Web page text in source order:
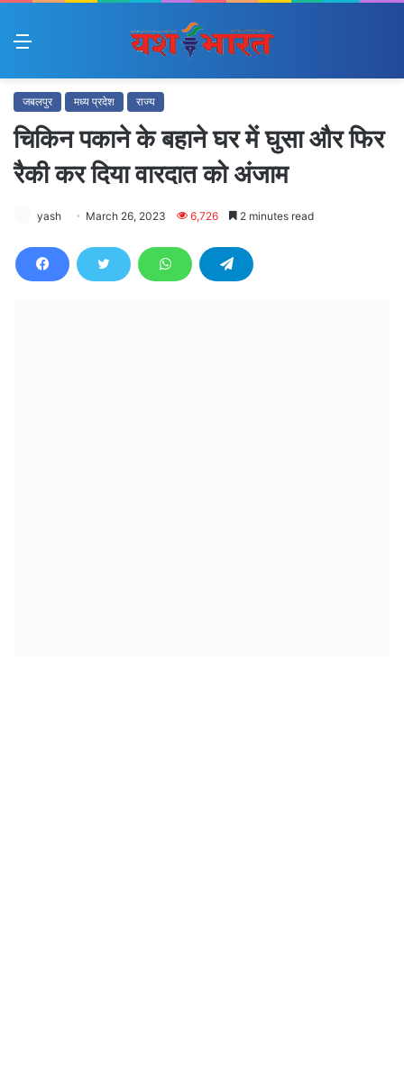
Menu
जबलपुर मध्य प्रदेश राज्य
चिकिन पकाने के बहाने घर में घुसा और फिर
रैकी कर दिया वारदात को अंजाम
yash March 26, 2023 6,726 2 minutes read